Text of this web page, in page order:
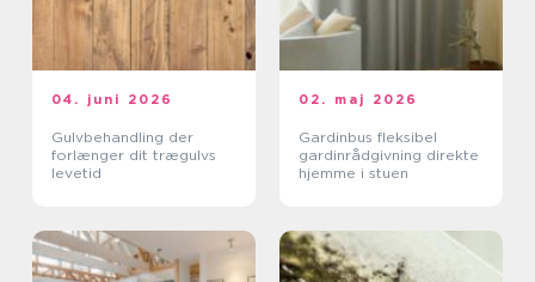
04. juni 2026
Gulvbehandling der
forlænger dit trægulvs
levetid
02. maj 2026
Gardinbus fleksibel
gardinrådgivning direkte
hjemme i stuen